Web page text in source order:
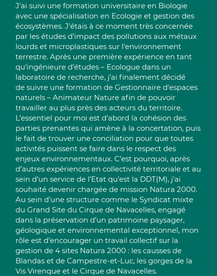
J’ai suivi une formation universitaire en Biologie
avec une spécialisation en Ecologie et gestion des
écosystèmes. J’étais à ce moment très concernée
par les études d’impact des pollutions aux métaux
lourds et microplastiques sur l’environnement
terrestre. Après une première expérience en tant
qu’ingénieure d’études – Ecologue dans un
laboratoire de recherche, j’ai finalement décidé
de suivre une formation de Gestionnaire d’espaces
naturels – Animateur Nature afin de pouvoir
travailler au plus près des acteurs du territoire.
L’essentiel pour moi est d’abord la cohésion des
parties prenantes qui amène à la concertation, puis
le fait de trouver une conciliation pour que toutes
activités puissent se faire dans le respect des
enjeux environnementaux. C’est pourquoi, après
d’autres expériences en collectivité territoriale et au
sein d’un service de l’Etat qu’est la DDT(M), j’ai
souhaité devenir chargée de mission Natura 2000.
Au sein d’une structure comme le Syndicat mixte
du Grand Site du Cirque de Navacelles, engagé
dans la préservation d’un patrimoine paysager,
géologique et environnemental exceptionnel, mon
rôle est d’encourager un travail collectif sur la
gestion de 4 sites Natura 2000 : les causses de
Blandas et de Campestre-et-Luc, les gorges de la
Vis Virenque et le Cirque de Navacelles.